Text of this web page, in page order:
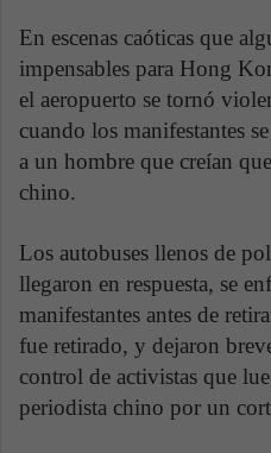
En escenas caóticas que
impensables para Hong
el aeropuerto se tornó
cuando los manifestantes
a un hombre que creían
chino.
Los autobuses llenos de
llegaron en respuesta, se
manifestantes antes de
fue retirado, y dejaron
control de activistas que
periodista chino por un